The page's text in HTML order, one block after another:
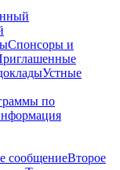
Спонсоры и
Устные
по
сообщениеВторое